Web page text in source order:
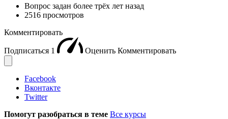
Вопрос задан более трёх лет назад
2516 просмотров
Комментировать
Подписаться 1 Оценить Комментировать
Facebook
Вконтакте
Twitter
Помогут разобраться в теме Все курсы